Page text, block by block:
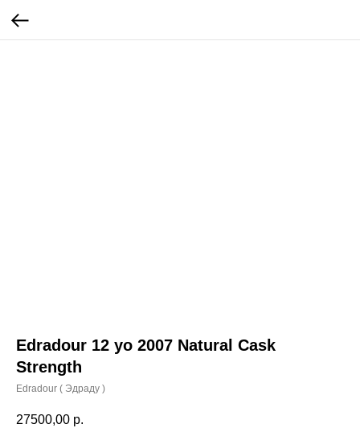
Edradour 12 yo 2007 Natural Cask
Strength
Edradour ( Эдраду )
27500,00 р.